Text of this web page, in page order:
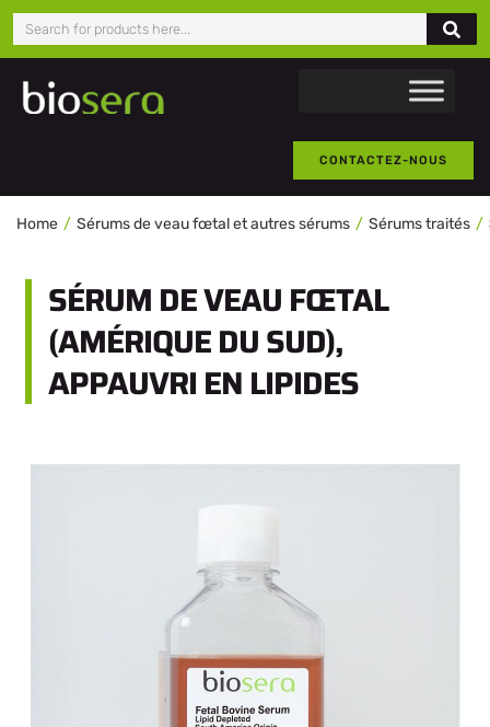
CONTACTEZ-NOUS
Home Sérums de veau fœtal et autres sérums Sérums traités
SÉRUM DE VEAU FŒTAL
(AMÉRIQUE DU SUD),
APPAUVRI EN LIPIDES